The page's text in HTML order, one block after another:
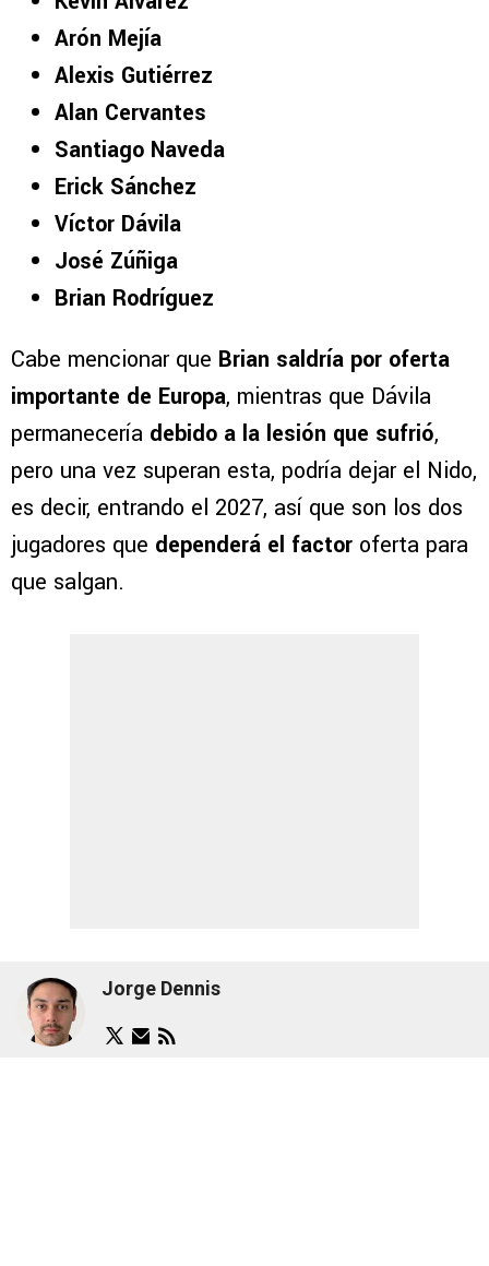
Arón Mejía
Alexis Gutiérrez
Alan Cervantes
Santiago Naveda
Erick Sánchez
Víctor Dávila
José Zúñiga
Brian Rodríguez
Cabe mencionar que Brian saldría por oferta
importante de Europa, mientras que Dávila
permanecería debido a la lesión que sufrió,
pero una vez superan esta, podría dejar el Nido,
es decir, entrando el 2027, así que son los dos
jugadores que dependerá el factor oferta para
que salgan.
Jorge Dennis